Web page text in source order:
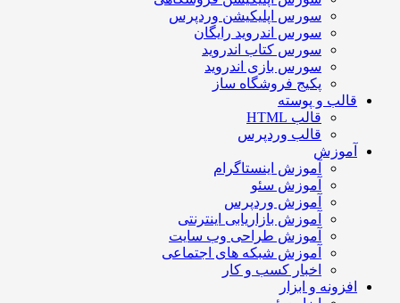
سورس اپلیکیشن وردپرس
سورس اندروید رایگان
سورس کتاب اندروید
سورس بازی اندروید
پکیج فروشگاه ساز
قالب و پوسته
قالب HTML
قالب وردپرس
آموزش
آموزش اینستاگرام
آموزش سئو
آموزش وردپرس
آموزش بازاریابی اینترنتی
آموزش طراحی وب سایت
آموزش شبکه های اجتماعی
اخبار کسب و کار
افزونه و ابزار